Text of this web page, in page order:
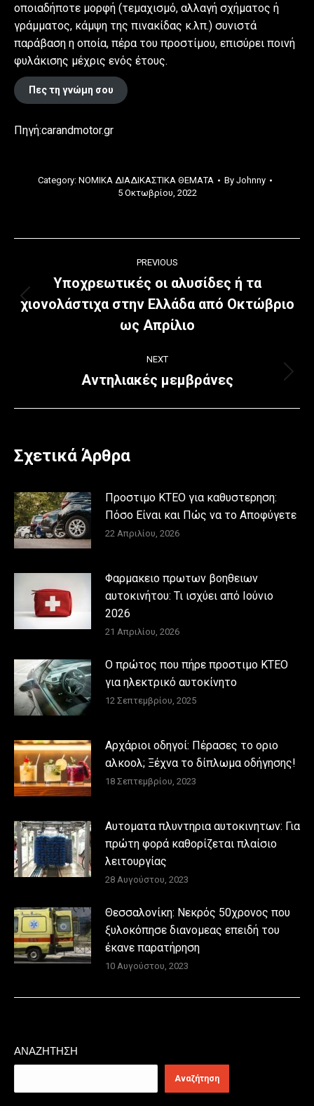
οποιαδήποτε μορφή (τεμαχισμό, αλλαγή σχήματος ή
γράμματος, κάμψη της πινακίδας κ.λπ.) συνιστά
παράβαση η οποία, πέρα του προστίμου, επισύρει ποινή
φυλάκισης μέχρις ενός έτους.
Πες τη γνώμη σου
Πηγή:carandmotor.gr
Category: ΝΟΜΙΚΑ ΔΙΑΔΙΚΑΣΤΙΚΑ ΘΕΜΑΤΑ By Johnny
5 Οκτωβρίου, 2022
navigation
PREVIOUS
Previous
post:
Υποχρεωτικές οι αλυσίδες ή τα
χιονολάστιχα στην Ελλάδα από Οκτώβριο
ως Απρίλιο
NEXT
Next
Αντηλιακές μεμβράνες
Σχετικά Άρθρα
Προστιμο ΚΤΕΟ για καθυστερηση:
Πόσο Είναι και Πώς να το Αποφύγετε
22 Απριλίου, 2026
Φαρμακειο πρωτων βοηθειων
αυτοκινήτου: Τι ισχύει από Ιούνιο
2026
21 Απριλίου, 2026
Ο πρώτος που πήρε προστιμο ΚΤΕΟ
για ηλεκτρικό αυτοκίνητο
12 Σεπτεμβρίου, 2025
Αρχάριοι οδηγοί: Πέρασες το οριο
αλκοολ; Ξέχνα το δίπλωμα οδήγησης!
18 Σεπτεμβρίου, 2023
Αυτοματα πλυντηρια αυτοκινητων: Για
πρώτη φορά καθορίζεται πλαίσιο
λειτουργίας
28 Αυγούστου, 2023
Θεσσαλονίκη: Νεκρός 50χρονος που
ξυλοκόπησε διανομεας επειδή του
έκανε παρατήρηση
10 Αυγούστου, 2023
ΑΝΑΖΉΤΗΣΗ
Αναζήτηση